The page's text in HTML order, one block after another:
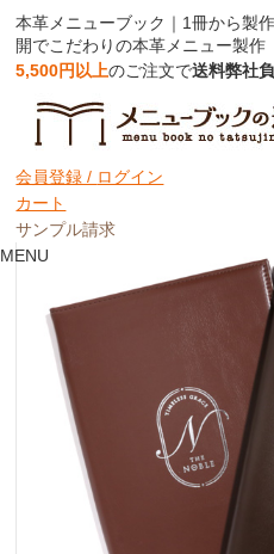
本革メニューブック｜1冊から製
開でこだわりの本革メニュー製作
5,500円以上のご注文で送料弊社
会員登録 / ログイン
カート
サンプル請求
MENU
本革メニューブック